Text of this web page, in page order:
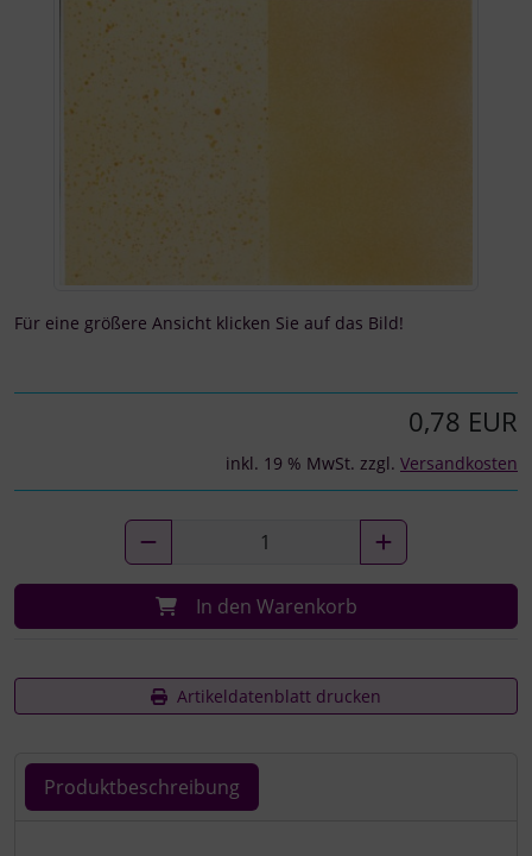
Für eine größere Ansicht klicken Sie auf das Bild!
0,78 EUR
inkl. 19 % MwSt. zzgl. Versandkosten
In den Warenkorb
Artikeldatenblatt drucken
Produktbeschreibung